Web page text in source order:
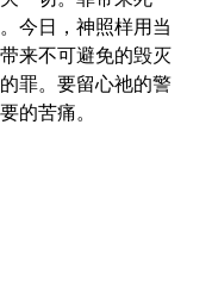
今日，神照样用当
来不可避免的毁灭
罪。要留心祂的警
的苦痛。